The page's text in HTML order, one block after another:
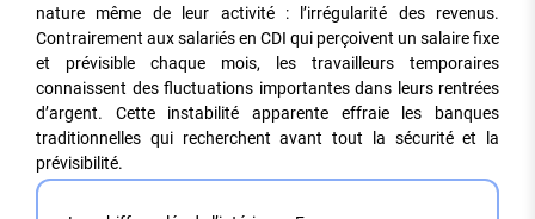
nature même de leur activité : l’irrégularité des revenus.
Contrairement aux salariés en CDI qui perçoivent un salaire fixe
et prévisible chaque mois, les travailleurs temporaires
connaissent des fluctuations importantes dans leurs rentrées
d’argent. Cette instabilité apparente effraie les banques
traditionnelles qui recherchent avant tout la sécurité et la
prévisibilité.